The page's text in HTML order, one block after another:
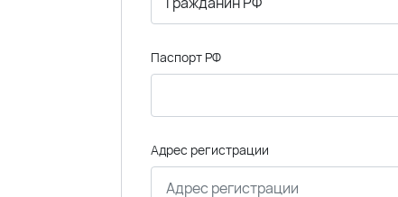
Паспорт РФ
Адрес регистрации